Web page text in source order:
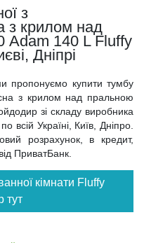
з
з крилом над
140 L Fluffy
Дніпрі
пропонуємо купити тумбу
з крилом над пральною
зі складу виробника
всій Україні, Київ, Дніпро.
розрахунок, в кредит,
ПриватБанк.
кімнати Fluffy
тут